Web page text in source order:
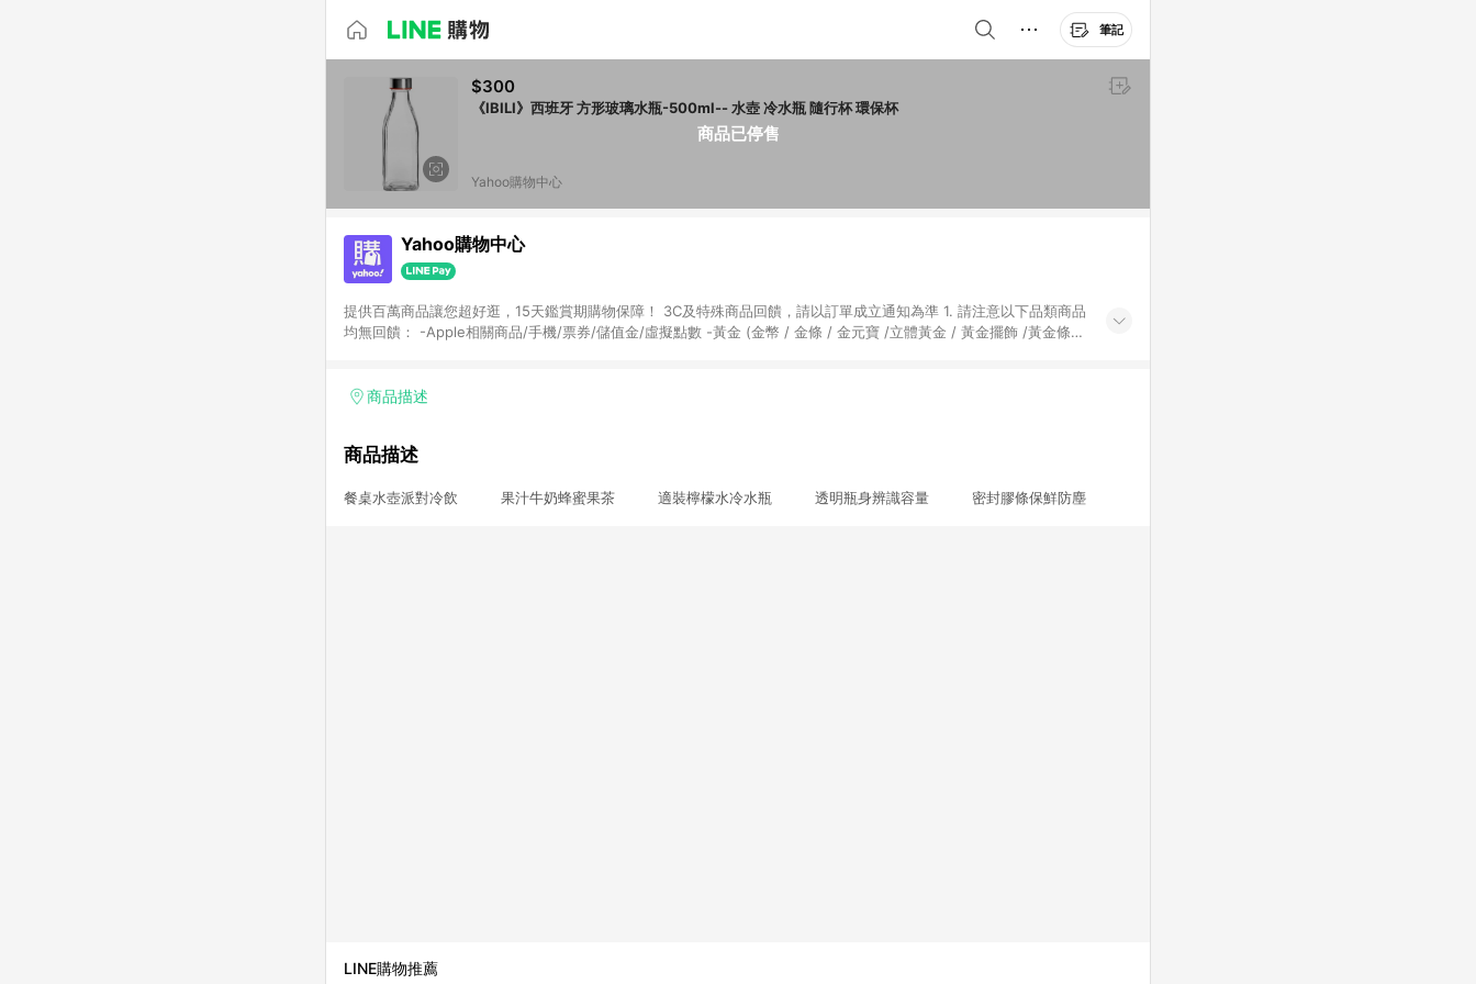
筆記
商品已停售
$300
《IBILI》西班牙 方形玻璃水瓶-500ml-- 水壺 冷水瓶 隨行杯 環保杯
Yahoo購物中心
Yahoo購物中心
提供百萬商品讓您超好逛，15天鑑賞期購物保障！ 3C及特殊商品回饋，請以訂單成立通知為準 1. 請注意以下品類商品
均無回饋： -Apple相關商品/手機/票券/儲值金/虛擬點數 -黃金 (金幣 / 金條 / 金元寶 /立體黃金 / 黃金擺飾 /黃金條
Yahoo超贈點回饋者 - 購物中心商店之商品：商品賣場中有標示「商店」及顯示商店名稱者(指定活動店家除外) 3. 訂
商品描述
商品描述
餐桌水壺派對冷飲 果汁牛奶蜂蜜果茶 適裝檸檬水冷水瓶 透明瓶身辨識容量 密封膠條保鮮防塵
LINE購物推薦